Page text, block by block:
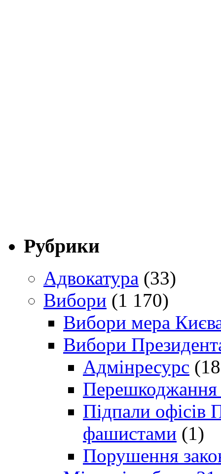
Рубрики
Адвокатура (33)
Вибори (1 170)
Вибори мера
Вибори
Адмінресурс
Перешкоджання
Підпали офісів
фашистами (1)
Порушення